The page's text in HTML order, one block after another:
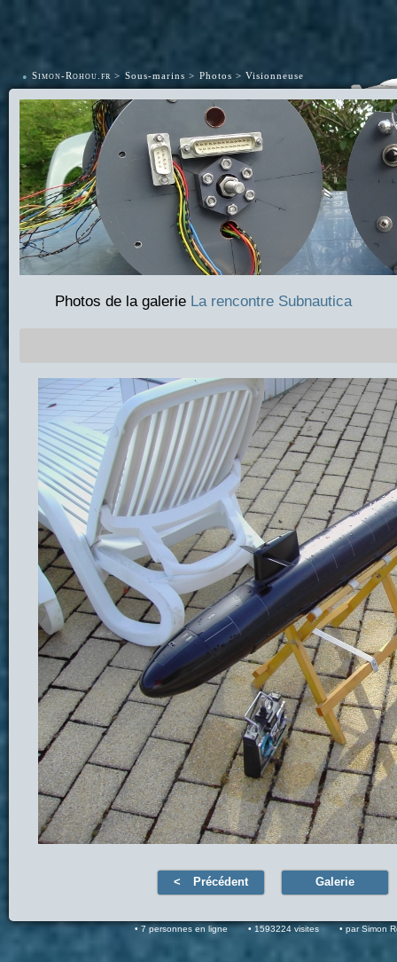
• Simon-Rohou.fr Sous-marins Photos Visionneuse
Photos de la galerie La rencontre Subnautica
Précédent Galerie
7 personnes en ligne 1593224 visites par Simon